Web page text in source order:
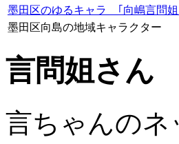
墨田区のゆるキャラ ｢向嶋言問姐
墨田区向島の地域キャラクター
言問姐さ
言ちゃんの